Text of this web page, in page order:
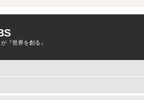
『世界を創る』